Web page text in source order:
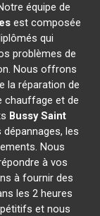
équipe de
est composée
qui
problèmes de
Nous offrons
la réparation de
chauffage et de
Bussy Saint
les
Nous
à vos
à fournir des
les 2 heures
et nous